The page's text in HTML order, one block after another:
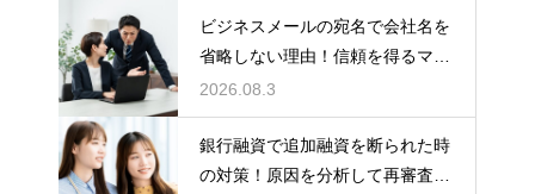
ビジネスメールの宛名で会社名を
省略しない理由！信頼を得るマナ
ー
2026.08.3
銀行融資で追加融資を断られた時
の対策！原因を分析して再審査を